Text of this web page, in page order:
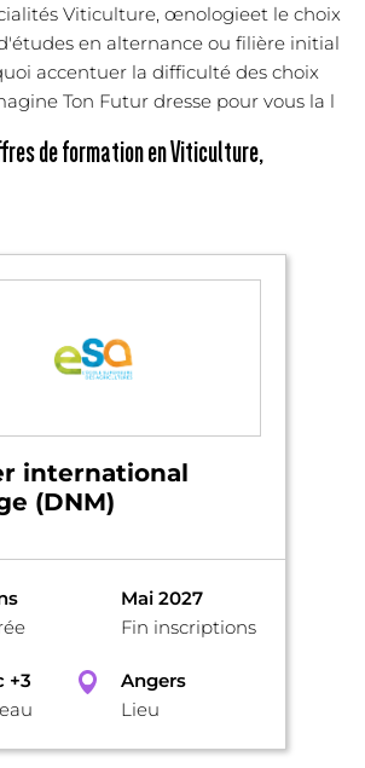
Viticulture, œnologieet le choix
en alternance ou filière initial
accentuer la difficulté des choix
Ton Futur dresse pour vous la l
de formation en Viticulture,
international
(DNM)
Mai 2027
Fin inscriptions
+3
Angers
Lieu